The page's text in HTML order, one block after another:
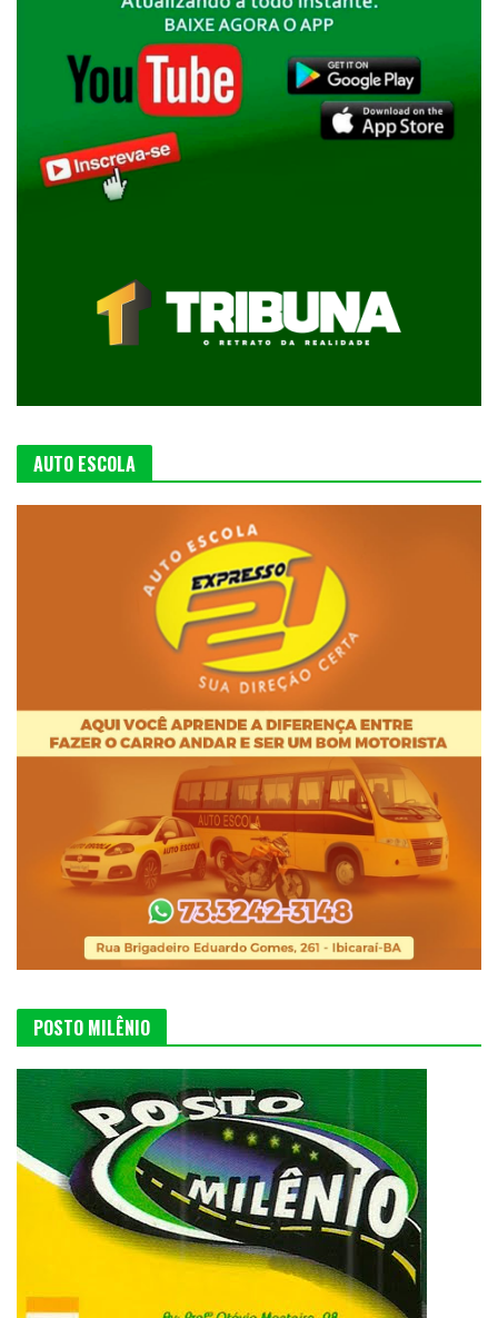
AUTO ESCOLA
POSTO MILÊNIO